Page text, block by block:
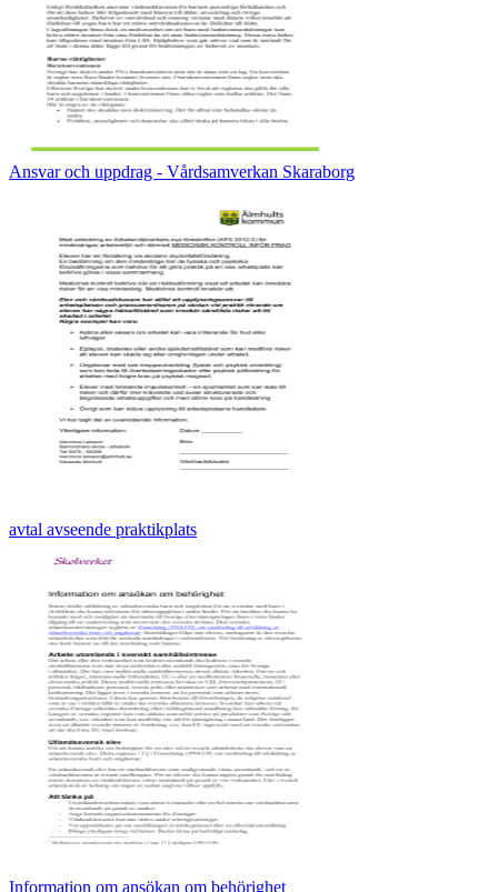
Ansvar och uppdrag - Vårdsamverkan Skaraborg
avtal avseende praktikplats
Information om ansökan om behörighet